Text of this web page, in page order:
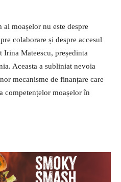
moașelor nu este despre
colaborare și despre accesul
Mateescu, președinta
Aceasta a subliniat nevoia
mecanisme de finanțare care
competențelor moașelor în